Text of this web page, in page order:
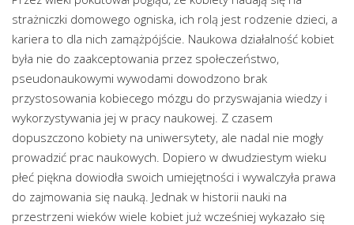
strażniczki domowego ogniska, ich rolą jest rodzenie dzieci, a
kariera to dla nich zamążpójście. Naukowa działalność kobiet
była nie do zaakceptowania przez społeczeństwo,
pseudonaukowymi wywodami dowodzono brak
przystosowania kobiecego mózgu do przyswajania wiedzy i
wykorzystywania jej w pracy naukowej. Z czasem
dopuszczono kobiety na uniwersytety, ale nadal nie mogły
prowadzić prac naukowych. Dopiero w dwudziestym wieku
płeć piękna dowiodła swoich umiejętności i wywalczyła prawa
do zajmowania się nauką. Jednak w historii nauki na
przestrzeni wieków wiele kobiet już wcześniej wykazało się